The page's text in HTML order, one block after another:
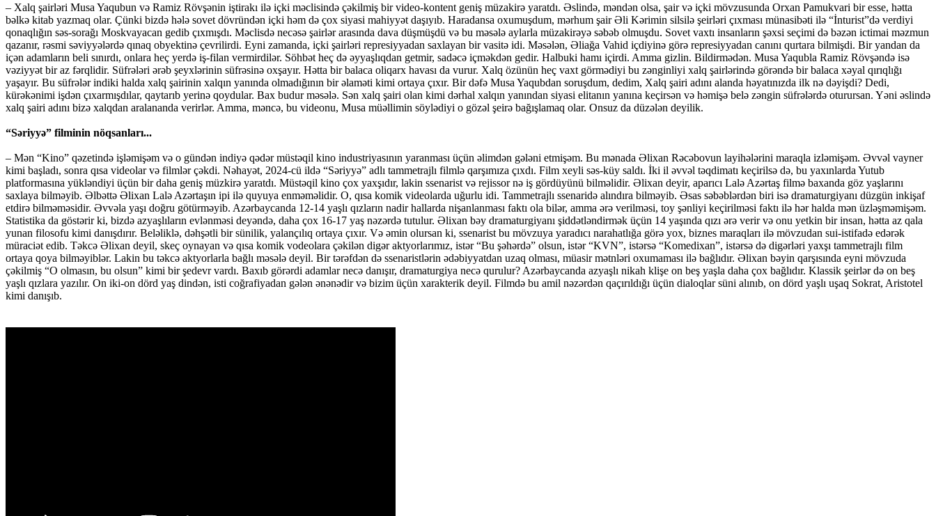
– Xalq şairləri Musa Yaqubun və Ramiz Rövşənin iştirakı ilə içki məclisində çəkilmiş bir video-kontent geniş müzakirə yaratdı. Əslində, məndən olsa, şair və içki mövzusunda Orxan Pamukvari bir esse, hətta
bəlkə kitab yazmaq olar. Çünki bizdə hələ sovet dövründən içki həm də çox siyasi mahiyyət daşıyıb. Haradansa oxumuşdum, mərhum şair Əli Kərimin silsilə şeirləri çıxması münasibəti ilə “İnturist”də verdiyi
qonaqlığın səs-sorağı Moskvayacan gedib çıxmışdı. Məclisdə necəsə şairlər arasında dava düşmüşdü və bu məsələ aylarla müzakirəyə səbəb olmuşdu. Sovet vaxtı insanların şəxsi seçimi də bəzən ictimai məzmun
qazanır, rəsmi səviyyələrdə qınaq obyektinə çevrilirdi. Eyni zamanda, içki şairləri represiyyadan saxlayan bir vasitə idi. Məsələn, Əliağa Vahid içdiyinə görə represiyyadan canını qurtara bilmişdi. Bir yandan da
içən adamların beli sınırdı, onlara heç yerdə iş-filan vermirdilər. Söhbət heç də əyyaşlıqdan getmir, sadəcə içməkdən gedir. Halbuki hamı içirdi. Amma gizlin. Bildirmədən. Musa Yaqubla Ramiz Rövşəndə isə
vəziyyət bir az fərqlidir. Süfrələri ərəb şeyxlərinin süfrəsinə oxşayır. Hətta bir balaca oliqarx havası da vurur. Xalq özünün heç vaxt görmədiyi bu zənginliyi xalq şairlərində görəndə bir balaca xəyal qırıqlığı
yaşayır. Bu süfrələr indiki halda xalq şairinin xalqın yanında olmadığının bir əlaməti kimi ortaya çıxır. Bir dəfə Musa Yaqubdan soruşdum, dedim, Xalq şairi adını alanda həyatınızda ilk nə dəyişdi? Dedi,
kürəkənimi işdən çıxarmışdılar, qaytarıb yerinə qoydular. Bax budur məsələ. Sən xalq şairi olan kimi dərhal xalqın yanından siyasi elitanın yanına keçirsən və həmişə belə zəngin süfrələrdə oturursan. Yəni əslində
xalq şairi adını bizə xalqdan aralananda verirlər. Amma, məncə, bu videonu, Musa müəllimin söylədiyi o gözəl şeirə bağışlamaq olar. Onsuz da düzələn deyilik.
“Səriyyə” filminin nöqsanları...
– Mən “Kino” qəzetində işləmişəm və o gündən indiyə qədər müstəqil kino industriyasının yaranması üçün əlimdən gələni etmişəm. Bu mənada Əlixan Rəcəbovun layihələrini maraqla izləmişəm. Əvvəl vayner
kimi başladı, sonra qısa videolar və filmlər çəkdi. Nəhayət, 2024-cü ildə “Səriyyə” adlı tammetrajlı filmlə qarşımıza çıxdı. Film xeyli səs-küy saldı. İki il əvvəl təqdimatı keçirilsə də, bu yaxınlarda Yutub
platformasına yükləndiyi üçün bir daha geniş müzkirə yaratdı. Müstəqil kino çox yaxşıdır, lakin ssenarist və rejissor nə iş gördüyünü bilməlidir. Əlixan deyir, aparıcı Lalə Azərtaş filmə baxanda göz yaşlarını
saxlaya bilməyib. Əlbəttə Əlixan Lalə Azərtaşın ipi ilə quyuya enməməlidir. O, qısa komik videolarda uğurlu idi. Tammetrajlı ssenaridə alındıra bilməyib. Əsas səbəblərdən biri isə dramaturgiyanı düzgün inkişaf
etdirə bilməməsidir. Əvvəla yaşı doğru götürməyib. Azərbaycanda 12-14 yaşlı qızların nadir hallarda nişanlanması faktı ola bilər, amma ərə verilməsi, toy şənliyi keçirilməsi faktı ilə hər halda mən üzləşməmişəm.
Statistika da göstərir ki, bizdə azyaşlıların evlənməsi deyəndə, daha çox 16-17 yaş nəzərdə tutulur. Əlixan bəy dramaturgiyanı şiddətləndirmək üçün 14 yaşında qızı ərə verir və onu yetkin bir insan, hətta az qala
yunan filosofu kimi danışdırır. Beləliklə, dəhşətli bir sünilik, yalançılıq ortaya çıxır. Və əmin olursan ki, ssenarist bu mövzuya yaradıcı narahatlığa görə yox, biznes maraqları ilə mövzudan sui-istifadə edərək
müraciət edib. Təkcə Əlixan deyil, skeç oynayan və qısa komik vodeolara çəkilən digər aktyorlarımız, istər “Bu şəhərdə” olsun, istər “KVN”, istərsə “Komedixan”, istərsə də digərləri yaxşı tammetrajlı film
ortaya qoya bilməyiblər. Lakin bu təkcə aktyorlarla bağlı məsələ deyil. Bir tərəfdən də ssenaristlərin ədəbiyyatdan uzaq olması, müasir mətnləri oxumaması ilə bağlıdır. Əlixan bəyin qarşısında eyni mövzuda
çəkilmiş “O olmasın, bu olsun” kimi bir şedevr vardı. Baxıb görərdi adamlar necə danışır, dramaturgiya necə qurulur? Azərbaycanda azyaşlı nikah klişe on beş yaşla daha çox bağlıdır. Klassik şeirlər də on beş
yaşlı qızlara yazılır. On iki-on dörd yaş dindən, isti coğrafiyadan gələn ənənədir və bizim üçün xarakterik deyil. Filmdə bu amil nəzərdən qaçırıldığı üçün dialoqlar süni alınıb, on dörd yaşlı uşaq Sokrat, Aristotel
kimi danışıb.